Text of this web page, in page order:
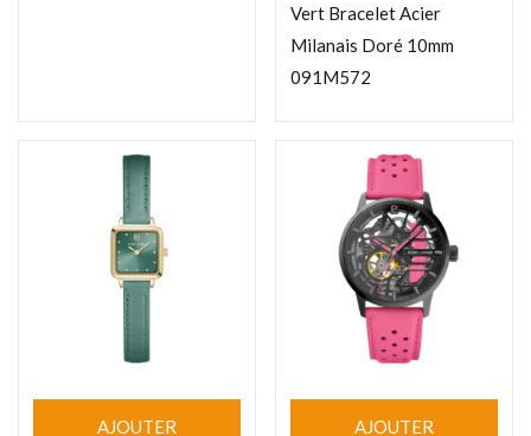
Vert Bracelet Acier
Milanais Doré 10mm
091M572
AJOUTER AJOUTER